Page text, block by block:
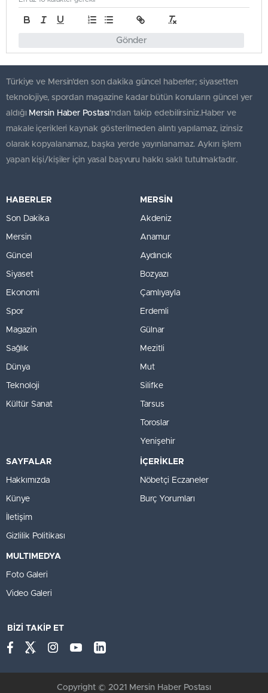
Gönder
Türkiye ve Mersin’den son dakika güncel haberler; siyasetten
teknolojiye, spordan magazine kadar bütün konuların güncel yer
aldığı Mersin Haber Postası'ndan takip edebilirsiniz.Haber ve
makale içerikleri kaynak gösterilmeden alıntı yapılamaz, izinsiz
olarak kopyalanamaz, başka yerde yayınlanamaz. Aykırı işlem
yapan kişi/kişiler için yasal başvuru hakkı saklı tutulmaktadır.
HABERLER
Son Dakika
Mersin
Güncel
Siyaset
Ekonomi
Spor
Magazin
Sağlık
Dünya
Teknoloji
Kültür Sanat
MERSİN
Akdeniz
Anamur
Aydıncık
Bozyazı
Çamlıyayla
Erdemli
Gülnar
Mezitli
Mut
Silifke
Tarsus
Toroslar
Yenişehir
SAYFALAR
Hakkımızda
Künye
İletişim
Gizlilik Politikası
İÇERİKLER
Nöbetçi Eczaneler
Burç Yorumları
MULTIMEDYA
Foto Galeri
Video Galeri
BİZİ TAKİP ET
Copyright © 2021 Mersin Haber Postası